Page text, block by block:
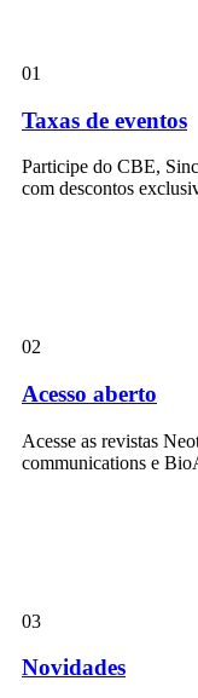
01
Taxas de eventos
Participe do CBE,
com descontos
02
Acesso aberto
Acesse as revistas
communications e
03
Novidades